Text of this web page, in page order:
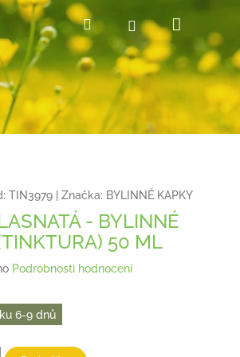
HledatPřihlášení
košík
TIN3979 Značka: BYLINNÉ KAPKY
- BYLINNÉ
50 ML
Podrobnosti hodnocení
6-9 dnů